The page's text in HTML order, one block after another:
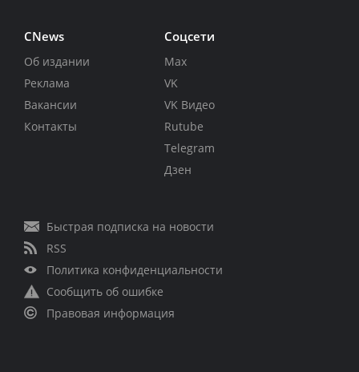
CNews
Об издании
Реклама
Вакансии
Контакты
Соцсети
Max
VK
VK Видео
Rutube
Telegram
Дзен
Быстрая подписка на новости
RSS
Политика конфиденциальности
Сообщить об ошибке
Правовая информация